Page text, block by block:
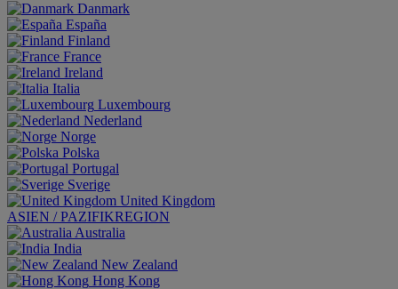
Danmark
España
Finland
France
Ireland
Italia
Luxembourg
Nederland
Norge
Polska
Portugal
Sverige
United Kingdom
ASIEN / PAZIFIKREGION
Australia
India
New Zealand
Hong Kong